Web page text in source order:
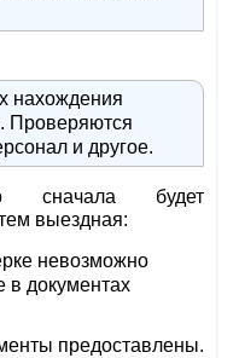
нахождения
Проверяются
и другое.
сначала будет
выездная:
невозможно
в документах
предоставлены.